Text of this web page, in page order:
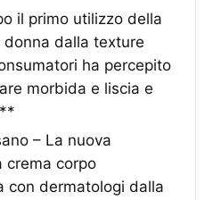
il primo utilizzo della
dalla texture
ha percepito
morbida e liscia e
– La nuova
crema corpo
con dermatologi dalla